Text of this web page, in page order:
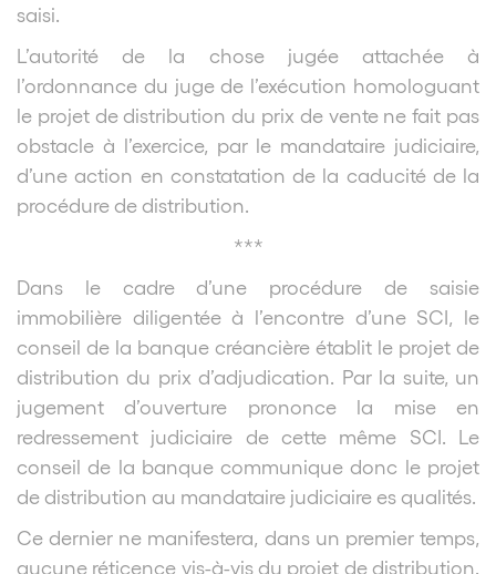
saisi.
L’autorité de la chose jugée attachée à
l’ordonnance du juge de l’exécution homologuant
le projet de distribution du prix de vente ne fait pas
obstacle à l’exercice, par le mandataire judiciaire,
d’une action en constatation de la caducité de la
procédure de distribution.
***
Dans le cadre d’une procédure de saisie
immobilière diligentée à l’encontre d’une SCI, le
conseil de la banque créancière établit le projet de
distribution du prix d’adjudication. Par la suite, un
jugement d’ouverture prononce la mise en
redressement judiciaire de cette même SCI. Le
conseil de la banque communique donc le projet
de distribution au mandataire judiciaire es qualités.
Ce dernier ne manifestera, dans un premier temps,
aucune réticence vis-à-vis du projet de distribution.